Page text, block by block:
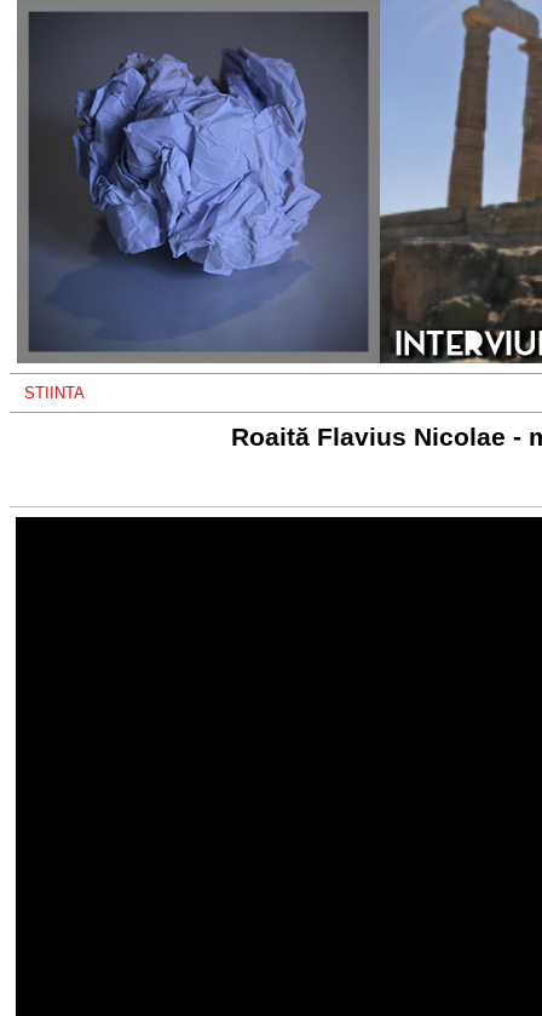
STIINTA
Roaită Flavius Nicolae -